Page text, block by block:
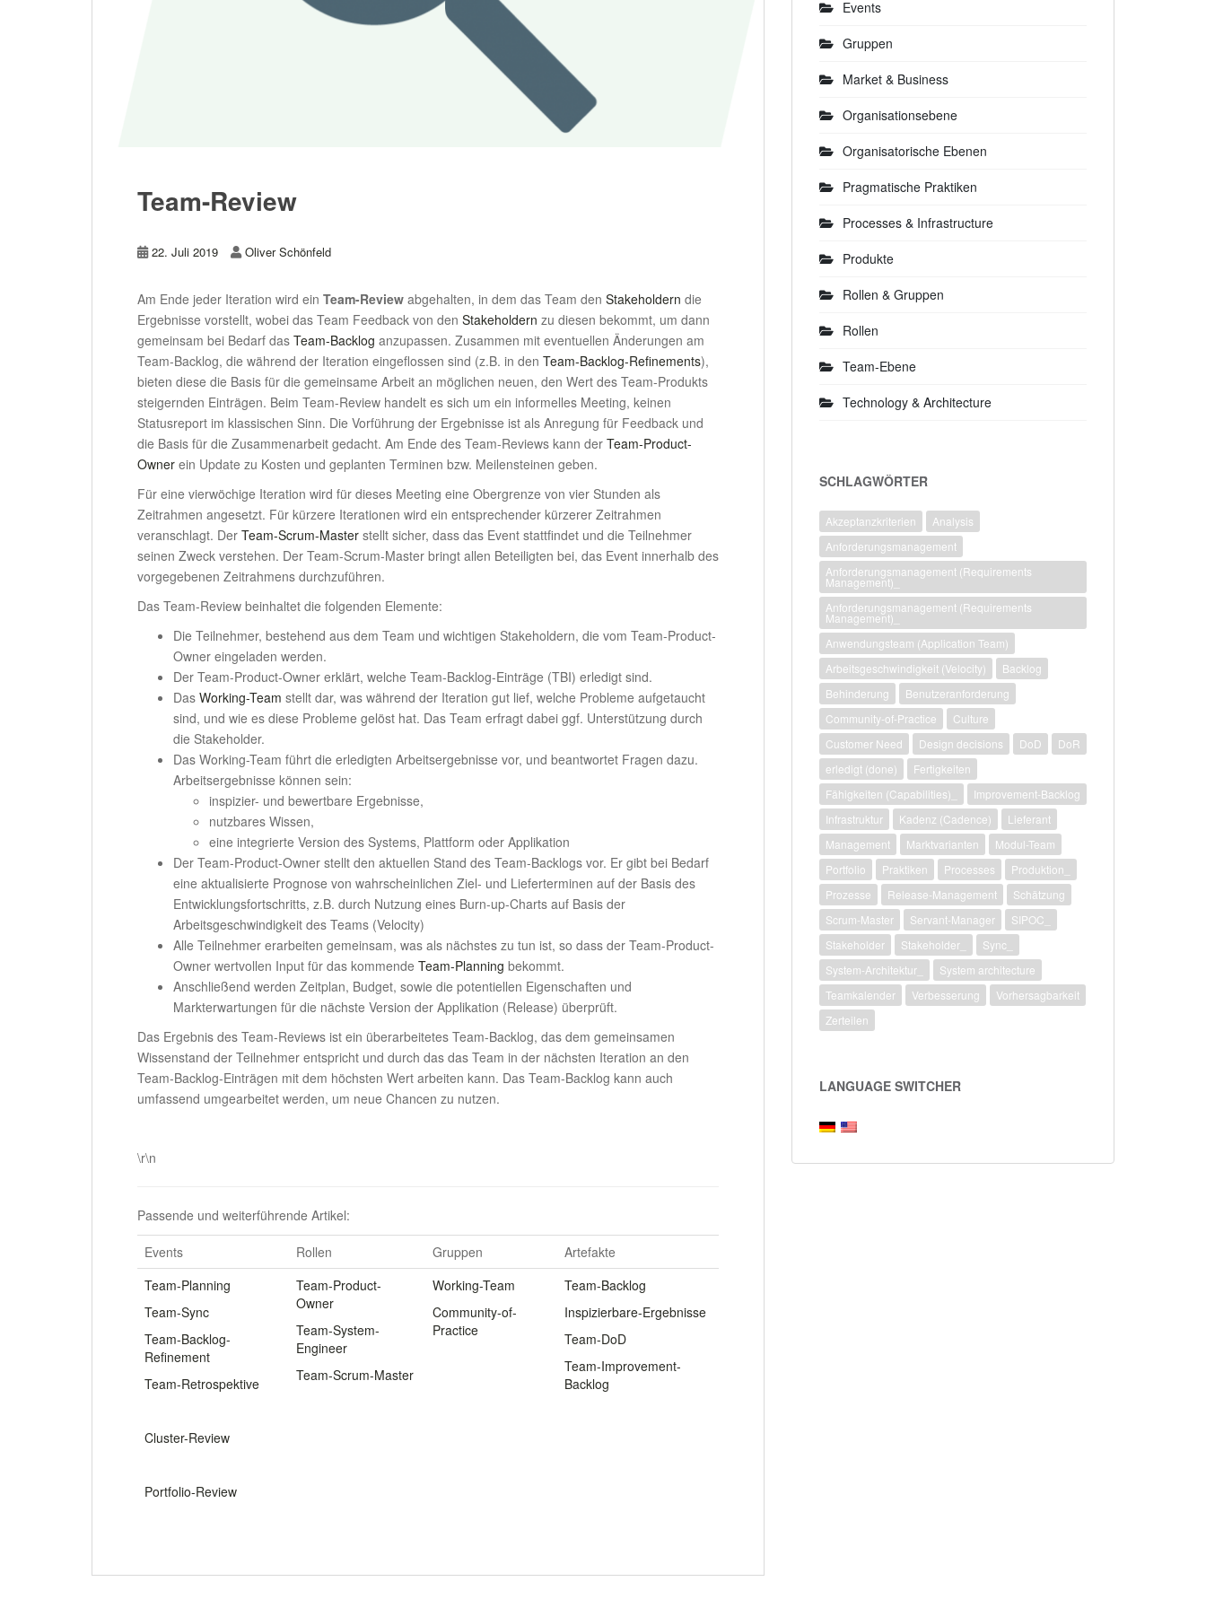
Team-Review
22. Juli 2019 Oliver Schönfeld
Am Ende jeder Iteration wird ein Team-Review abgehalten, in dem das Team den Stakeholdern die
Ergebnisse vorstellt, wobei das Team Feedback von den Stakeholdern zu diesen bekommt, um dann
gemeinsam bei Bedarf das Team-Backlog anzupassen. Zusammen mit eventuellen Änderungen am
Team-Backlog, die während der Iteration eingeflossen sind (z.B. in den Team-Backlog-Refinements),
bieten diese die Basis für die gemeinsame Arbeit an möglichen neuen, den Wert des Team-Produkts
steigernden Einträgen. Beim Team-Review handelt es sich um ein informelles Meeting, keinen
Statusreport im klassischen Sinn. Die Vorführung der Ergebnisse ist als Anregung für Feedback und
die Basis für die Zusammenarbeit gedacht. Am Ende des Team-Reviews kann der Team-Product-
Owner ein Update zu Kosten und geplanten Terminen bzw. Meilensteinen geben.
Für eine vierwöchige Iteration wird für dieses Meeting eine Obergrenze von vier Stunden als
Zeitrahmen angesetzt. Für kürzere Iterationen wird ein entsprechender kürzerer Zeitrahmen
veranschlagt. Der Team-Scrum-Master stellt sicher, dass das Event stattfindet und die Teilnehmer
seinen Zweck verstehen. Der Team-Scrum-Master bringt allen Beteiligten bei, das Event innerhalb des
vorgegebenen Zeitrahmens durchzuführen.
Das Team-Review beinhaltet die folgenden Elemente:
Die Teilnehmer, bestehend aus dem Team und wichtigen Stakeholdern, die vom Team-Product-
Owner eingeladen werden.
Der Team-Product-Owner erklärt, welche Team-Backlog-Einträge (TBI) erledigt sind.
Das Working-Team stellt dar, was während der Iteration gut lief, welche Probleme aufgetaucht
sind, und wie es diese Probleme gelöst hat. Das Team erfragt dabei ggf. Unterstützung durch
die Stakeholder.
Das Working-Team führt die erledigten Arbeitsergebnisse vor, und beantwortet Fragen dazu.
Arbeitsergebnisse können sein:
inspizier- und bewertbare Ergebnisse,
nutzbares Wissen,
eine integrierte Version des Systems, Plattform oder Applikation
Der Team-Product-Owner stellt den aktuellen Stand des Team-Backlogs vor. Er gibt bei Bedarf
eine aktualisierte Prognose von wahrscheinlichen Ziel- und Lieferterminen auf der Basis des
Entwicklungsfortschritts, z.B. durch Nutzung eines Burn-up-Charts auf Basis der
Arbeitsgeschwindigkeit des Teams (Velocity)
Alle Teilnehmer erarbeiten gemeinsam, was als nächstes zu tun ist, so dass der Team-Product-
Owner wertvollen Input für das kommende Team-Planning bekommt.
Anschließend werden Zeitplan, Budget, sowie die potentiellen Eigenschaften und
Markterwartungen für die nächste Version der Applikation (Release) überprüft.
Das Ergebnis des Team-Reviews ist ein überarbeitetes Team-Backlog, das dem gemeinsamen
Wissenstand der Teilnehmer entspricht und durch das das Team in der nächsten Iteration an den
Team-Backlog-Einträgen mit dem höchsten Wert arbeiten kann. Das Team-Backlog kann auch
umfassend umgearbeitet werden, um neue Chancen zu nutzen.
\r\n
Passende und weiterführende Artikel:
Events Rollen Gruppen
Artefakte
Team-Planning
Team-Sync
Team-Backlog-
Refinement
Team-Retrospektive
Cluster-Review
Portfolio-Review
Team-Product-
Owner
Team-System-
Engineer
Team-Scrum-Master
Working-Team
Community-of-
Practice
Team-Backlog
Inspizierbare-Ergebnisse
Team-DoD
Team-Improvement-
Backlog
Events
Gruppen
Market & Business
Organisationsebene
Organisatorische Ebenen
Pragmatische Praktiken
Processes & Infrastructure
Produkte
Rollen & Gruppen
Rollen
Team-Ebene
Technology & Architecture
SCHLAGWÖRTER
Akzeptanzkriterien
Analysis
Anforderungsmanagement
Anforderungsmanagement (Requirements
Management)_
Anforderungsmanagement (Requirements
Management)_
Anwendungsteam (Application Team)
Arbeitsgeschwindigkeit (Velocity)
Backlog
Behinderung
Benutzeranforderung
Community-of-Practice
Culture
Customer Need
Design decisions DoD
DoR
erledigt (done)
Fertigkeiten
Fähigkeiten (Capabilities)_
Improvement-Backlog
Infrastruktur
Kadenz (Cadence)
Lieferant
Management
Marktvarianten
Modul-Team
Portfolio
Praktiken Processes
Produktion_
Prozesse
Release-Management
Schätzung
Scrum-Master
Servant-Manager
SIPOC_
Stakeholder
Stakeholder_
Sync_
System-Architektur_
System architecture
Teamkalender
Verbesserung
Vorhersagbarkeit
Zerteilen
LANGUAGE SWITCHER